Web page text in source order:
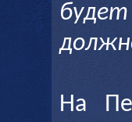
будет
На